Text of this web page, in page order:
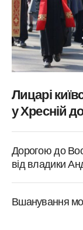
Лицарі
у Хресній
Дорогою до
від владики
Вшанування